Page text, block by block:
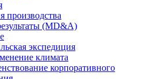
производства
(MD&A)
экспедиция
климата
корпоративного